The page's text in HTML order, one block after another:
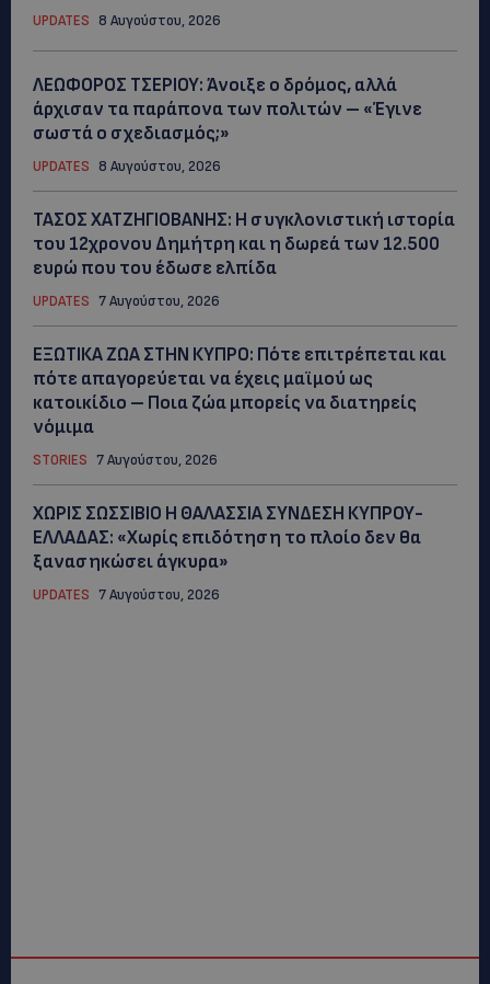
UPDATES 8 Αυγούστου, 2026
ΛΕΩΦΟΡΟΣ ΤΣΕΡΙΟΥ: Άνοιξε ο δρόμος, αλλά
άρχισαν τα παράπονα των πολιτών – «Έγινε
σωστά ο σχεδιασμός;»
UPDATES 8 Αυγούστου, 2026
ΤΑΣΟΣ ΧΑΤΖΗΓΙΟΒΑΝΗΣ: Η συγκλονιστική ιστορία
του 12χρονου Δημήτρη και η δωρεά των 12.500
ευρώ που του έδωσε ελπίδα
UPDATES 7 Αυγούστου, 2026
ΕΞΩΤΙΚΑ ΖΩΑ ΣΤΗΝ ΚΥΠΡΟ: Πότε επιτρέπεται και
πότε απαγορεύεται να έχεις μαϊμού ως
κατοικίδιο – Ποια ζώα μπορείς να διατηρείς
νόμιμα
STORIES 7 Αυγούστου, 2026
ΧΩΡΙΣ ΣΩΣΣΙΒΙΟ Η ΘΑΛΑΣΣΙΑ ΣΥΝΔΕΣΗ ΚΥΠΡΟΥ-
ΕΛΛΑΔΑΣ: «Χωρίς επιδότηση το πλοίο δεν θα
ξανασηκώσει άγκυρα»
UPDATES 7 Αυγούστου, 2026